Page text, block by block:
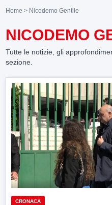
Home > Nicodemo Gentile
NICODEMO
Tutte le notizie, gli
sezione.
CRONACA